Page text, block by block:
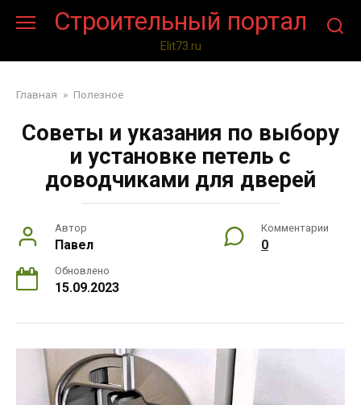
Строительный портал
Elit73.ru
Главная » Полезное
Советы и указания по выбору
и установке петель с
доводчиками для дверей
Автор
Павел
Комментарии
0
Обновлено
15.09.2023